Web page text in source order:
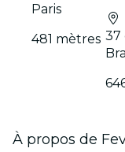
Paris
481 mètres 37
À propos de